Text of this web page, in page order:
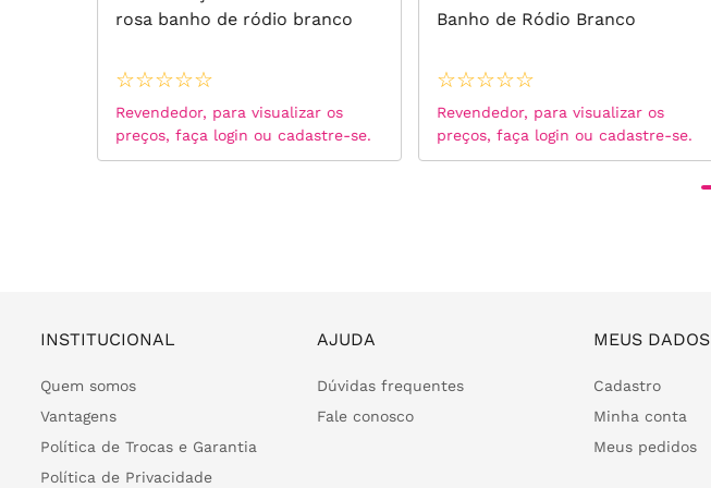
rosa banho de ródio branco
☆☆☆☆☆
Revendedor, para visualizar os
preços, faça login ou cadastre-se.
Banho de Ródio Branco
☆☆☆☆☆
Revendedor, para visualizar os
preços, faça login ou cadastre-se.
INSTITUCIONAL
Quem somos
Vantagens
Política de Trocas e Garantia
Política de Privacidade
AJUDA
Dúvidas frequentes
Fale conosco
MEUS DADOS
Cadastro
Minha conta
Meus pedidos